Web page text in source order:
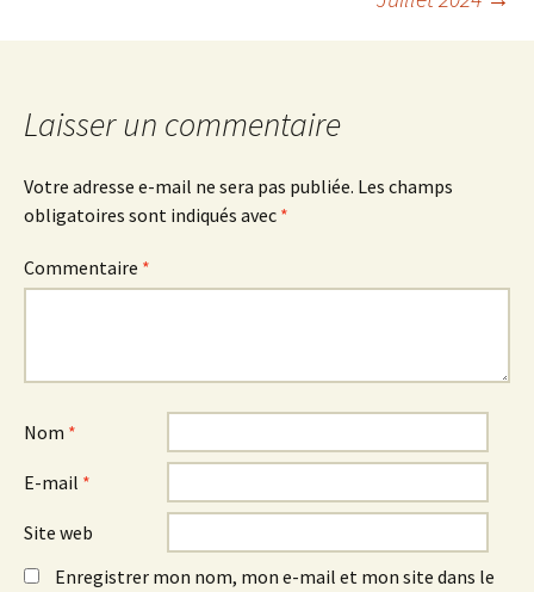
articles
Laisser un commentaire
Votre adresse e-mail ne sera pas publiée. Les champs
obligatoires sont indiqués avec *
Commentaire *
Nom *
E-mail *
Site web
Enregistrer mon nom, mon e-mail et mon site dans le